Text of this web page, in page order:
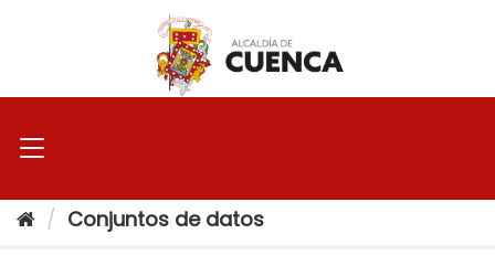
Conjuntos de datos